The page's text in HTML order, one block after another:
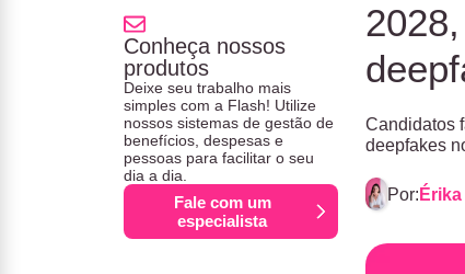
Candidatos
deepfakes
Por:
Conheça nossos
produtos
Deixe seu trabalho mais
simples com a Flash! Utilize
nossos sistemas de gestão de
benefícios, despesas e
pessoas para facilitar o seu
dia a dia.
Fale com um
especialista